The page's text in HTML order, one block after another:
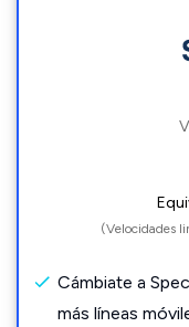
(Velocidades
Cámbiate a
más líneas